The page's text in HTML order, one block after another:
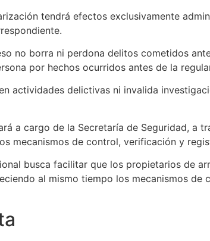
tendrá efectos exclusivamente
no borra ni perdona delitos cometidos
por hechos ocurridos antes de la
actividades delictivas ni invalida
a cargo de la Secretaría de Seguridad, a
mecanismos de control, verificación y
busca facilitar que los propietarios de
al mismo tiempo los mecanismos de